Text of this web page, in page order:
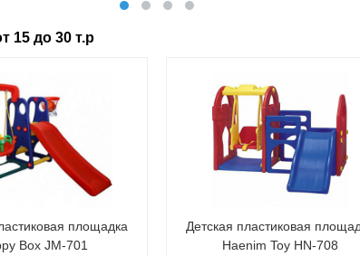
15 до 30 т.р
площадка
Box JM-701
Детская пластиковая
Haenim Toy HN-708